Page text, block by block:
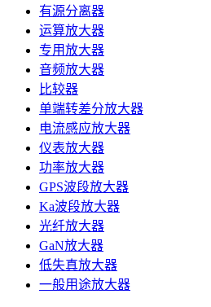
有源分离器
运算放大器
专用放大器
音频放大器
比较器
单端转差分放大器
电流感应放大器
仪表放大器
功率放大器
GPS波段放大器
Ka波段放大器
光纤放大器
GaN放大器
低失真放大器
一般用途放大器